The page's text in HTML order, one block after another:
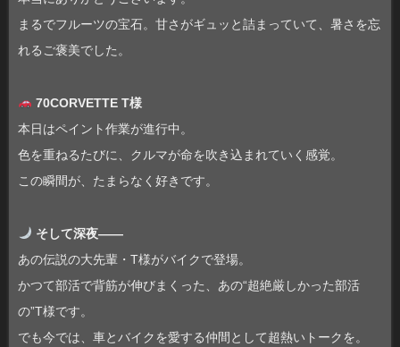
まるでフルーツの宝石。甘さがギュッと詰まっていて、暑さを忘
れるご褒美でした。
70CORVETTE T様
本日はペイント作業が進行中。
色を重ねるたびに、クルマが命を吹き込まれていく感覚。
この瞬間が、たまらなく好きです。
そして深夜――
あの伝説の大先輩・T様がバイクで登場。
かつて部活で背筋が伸びまくった、あの“超絶厳しかった部活
の”T様です。
でも今では、車とバイクを愛する仲間として超熱いトークを。